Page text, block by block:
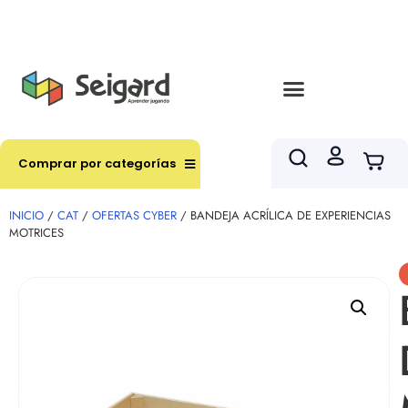
Comprar por categorías
INICIO / CAT / OFERTAS CYBER / BANDEJA ACRÍLICA DE EXPERIENCIAS
MOTRICES